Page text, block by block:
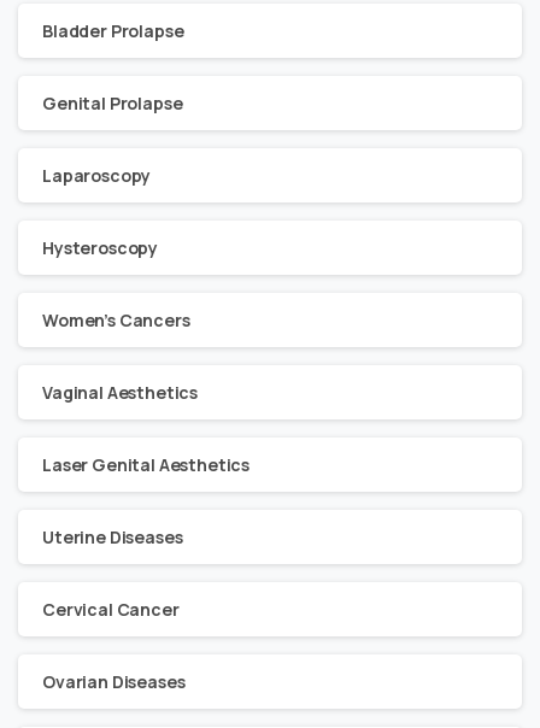
Bladder Prolapse
Genital Prolapse
Laparoscopy
Hysteroscopy
Women’s Cancers
Vaginal Aesthetics
Laser Genital Aesthetics
Uterine Diseases
Cervical Cancer
Ovarian Diseases